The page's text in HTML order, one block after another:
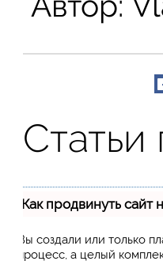
Статьи
Как продвинуть сайт
Вы создали или только
процесс, а целый